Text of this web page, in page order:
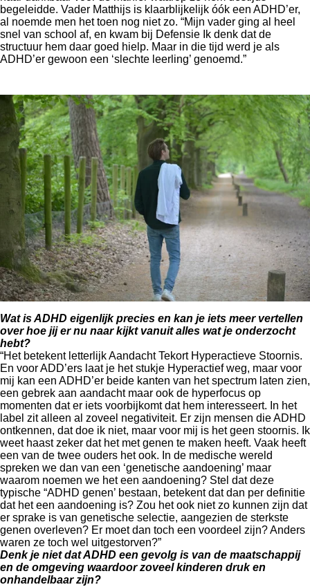
begeleidde. Vader Matthijs is klaarblijkelijk óók een ADHD’er,
al noemde men het toen nog niet zo. “Mijn vader ging al heel
snel van school af, en kwam bij Defensie Ik denk dat de
structuur hem daar goed hielp. Maar in die tijd werd je als
ADHD’er gewoon een ‘slechte leerling’ genoemd.”
Wat is ADHD eigenlijk precies en kan je iets meer vertellen
over hoe jij er nu naar kijkt vanuit alles wat je onderzocht
hebt?
“Het betekent letterlijk Aandacht Tekort Hyperactieve Stoornis.
En voor ADD’ers laat je het stukje Hyperactief weg, maar voor
mij kan een ADHD’er beide kanten van het spectrum laten zien,
een gebrek aan aandacht maar ook de hyperfocus op
momenten dat er iets voorbijkomt dat hem interesseert. In het
label zit alleen al zoveel negativiteit. Er zijn mensen die ADHD
ontkennen, dat doe ik niet, maar voor mij is het geen stoornis. Ik
weet haast zeker dat het met genen te maken heeft. Vaak heeft
een van de twee ouders het ook. In de medische wereld
spreken we dan van een ‘genetische aandoening’ maar
waarom noemen we het een aandoening? Stel dat deze
typische “ADHD genen’ bestaan, betekent dat dan per definitie
dat het een aandoening is? Zou het ook niet zo kunnen zijn dat
er sprake is van genetische selectie, aangezien de sterkste
genen overleven? Er moet dan toch een voordeel zijn? Anders
waren ze toch wel uitgestorven?”
Denk je niet dat ADHD een gevolg is van de maatschappij
en de omgeving waardoor zoveel kinderen druk en
onhandelbaar zijn?